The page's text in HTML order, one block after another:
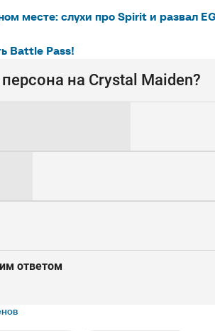
месте: слухи про Spirit и развал
Battle Pass!
на Crystal Maiden?
ответом